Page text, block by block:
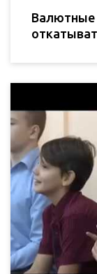
Валютные